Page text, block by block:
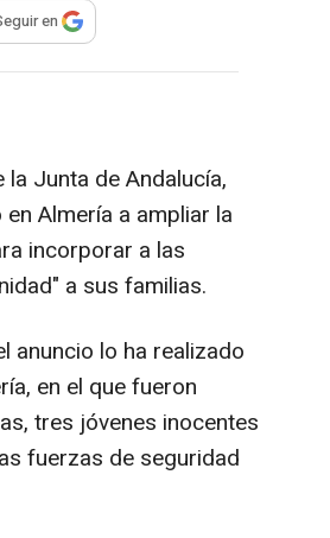
para compartir
en
Junta de Andalucía,
Almería a ampliar la
incorporar a las
a sus familias.
anuncio lo ha realizado
en el que fueron
tres jóvenes inocentes
fuerzas de seguridad